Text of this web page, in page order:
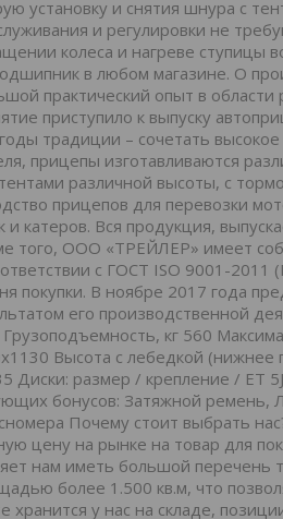
установку и снятия шнура с
и регулировки не
колеса и нагреве ступицы
в любом магазине. О
практический опыт в
приступило к выпуску
традиции – сочетать
прицепы изготавливаются
различной высоты, с
прицепов для перевозки
катеров. Вся продукция,
того, ООО «ТРЕЙЛЕР» имеет
с ГОСТ ISO 9001-2011
покупки. В ноябре 2017 года
его производственной
кг 560
Высота с лебедкой
Диски: размер / крепление / ЕТ
бонусов: Затяжной ремень,
Почему стоит выбрать
цену на рынке на товар для
нам иметь большой перечень
более 1.500 кв.м, что
хранится у нас на складе,